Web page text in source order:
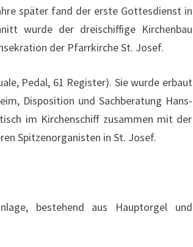
später fand der erste Gottesdienst in
wurde der dreischiffige Kirchenbau
der Pfarrkirche St. Josef.
Pedal, 61 Register). Sie wurde erbaut
Disposition und Sachberatung Hans-
im Kirchenschiff zusammen mit der
Spitzenorganisten in St. Josef.
bestehend aus Hauptorgel und